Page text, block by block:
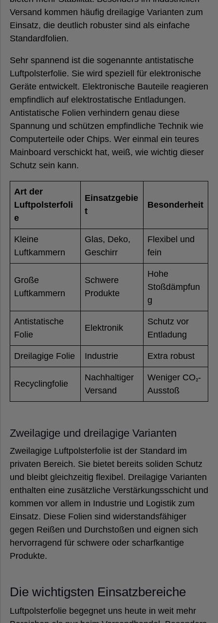
Versand kommen häufig dreilagige Varianten zum
Einsatz, die deutlich robuster sind als einfache
Standardfolien.
Sehr spannend ist die sogenannte antistatische
Luftpolsterfolie. Sie wird speziell für elektronische
Geräte entwickelt. Elektronische Bauteile reagieren
empfindlich auf elektrostatische Entladungen.
Antistatische Folien verhindern genau diese
Spannung und schützen empfindliche Technik wie
Computerteile oder Chips. Wer einmal ein teures
Mainboard verschickt hat, weiß, wie wichtig dieser
Schutz sein kann.
Art der
Luftpolsterfoli
e
Einsatzgebie
t
Besonderheit
Kleine
Luftkammern
Glas, Deko,
Geschirr
Flexibel und
fein
Große
Luftkammern
Schwere
Produkte
Hohe
Stoßdämpfun
g
Antistatische
Folie
Elektronik
Schutz vor
Entladung
Dreilagige Folie Industrie Extra robust
Recyclingfolie
Nachhaltiger
Versand
Weniger CO₂-
Ausstoß
Zweilagige und dreilagige Varianten
Zweilagige Luftpolsterfolie ist der Standard im
privaten Bereich. Sie bietet bereits soliden Schutz
und bleibt gleichzeitig flexibel. Dreilagige Varianten
enthalten eine zusätzliche Verstärkungsschicht und
kommen vor allem in Industrie und Logistik zum
Einsatz. Diese Folien sind widerstandsfähiger
gegen Reißen und Durchstoßen und eignen sich
hervorragend für schwere oder scharfkantige
Produkte.
Die wichtigsten Einsatzbereiche
Luftpolsterfolie begegnet uns heute in weit mehr